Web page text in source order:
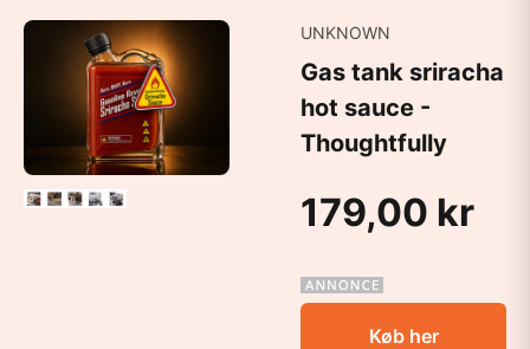
UNKNOWN
Gas tank sriracha
hot sauce -
Thoughtfully
179,00 kr
Køb her